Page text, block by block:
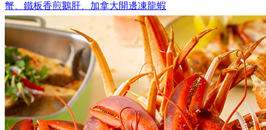
蟹、鐵板香煎鵝肝、加拿大開邊凍龍蝦